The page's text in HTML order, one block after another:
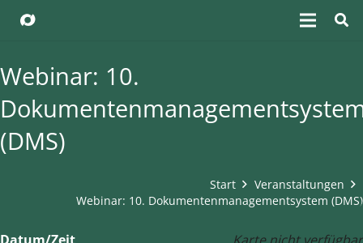
Webinar: 10.
(DMS)
Start
Veranstaltungen
Webinar: 10. Dokumentenmanagementsystem (DMS)